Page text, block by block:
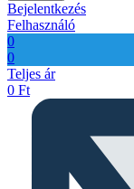
Bejelentkezés
Felhasználó
0
0
Teljes ár
0 Ft